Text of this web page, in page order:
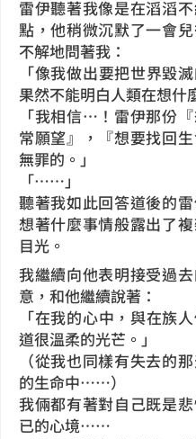
雷伊聽著我像是在滔滔
點，他稍微沉默了一會
不解地問著我：
「像我做出要把世界
果然不能明白人類在想什
「我相信…！雷伊那份
常願望』，『想要找回
無罪的。」
「……」
聽著我如此回答道後的
想著什麼事情般露出了
目光。
我繼續向他表明接受過
意，和他繼續說著：
「在我的心中，與在
道很溫柔的光芒。」
（從我也同樣有失去的
的生命中……）
我倆都有著對自己既是
已的心境……